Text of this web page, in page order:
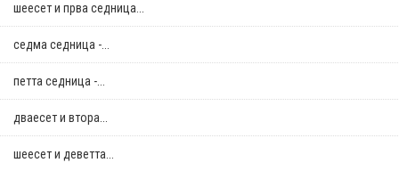
шеесет и прва седница...
седма седница -...
петта седница -...
дваесет и втора...
шеесет и деветта...